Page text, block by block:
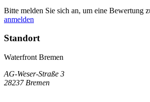
Bitte melden Sie sich an, um eine Bewertung
anmelden
Standort
Waterfront Bremen
AG-Weser-Straße 3
28237 Bremen